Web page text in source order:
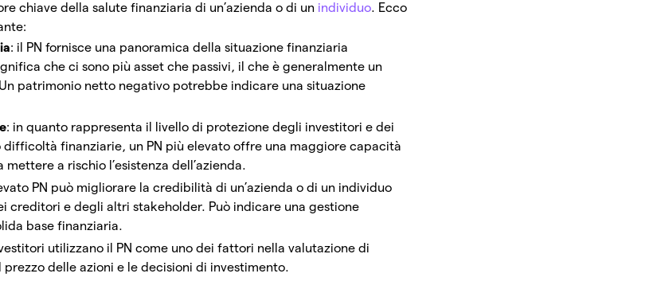
chiave della salute finanziaria di un’azienda o di un individuo. Ecco
: il PN fornisce una panoramica della situazione finanziaria
che ci sono più asset che passivi, il che è generalmente un
patrimonio netto negativo potrebbe indicare una situazione
: in quanto rappresenta il livello di protezione degli investitori e dei
finanziarie, un PN più elevato offre una maggiore capacità
a rischio l’esistenza dell’azienda.
PN può migliorare la credibilità di un’azienda o di un individuo
creditori e degli altri stakeholder. Può indicare una gestione
base finanziaria.
utilizzano il PN come uno dei fattori nella valutazione di
prezzo delle azioni e le decisioni di investimento.